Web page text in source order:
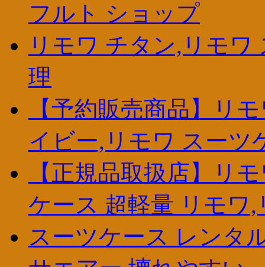
フルト ショップ
リモワ チタン,リモワ
理
【予約販売商品】リ
イビー,リモワ スーツ
【正規品取扱店】リ
ケース 超軽量 リモワ
スーツケース レンタ